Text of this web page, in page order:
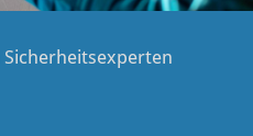
Sicherheitsexperten